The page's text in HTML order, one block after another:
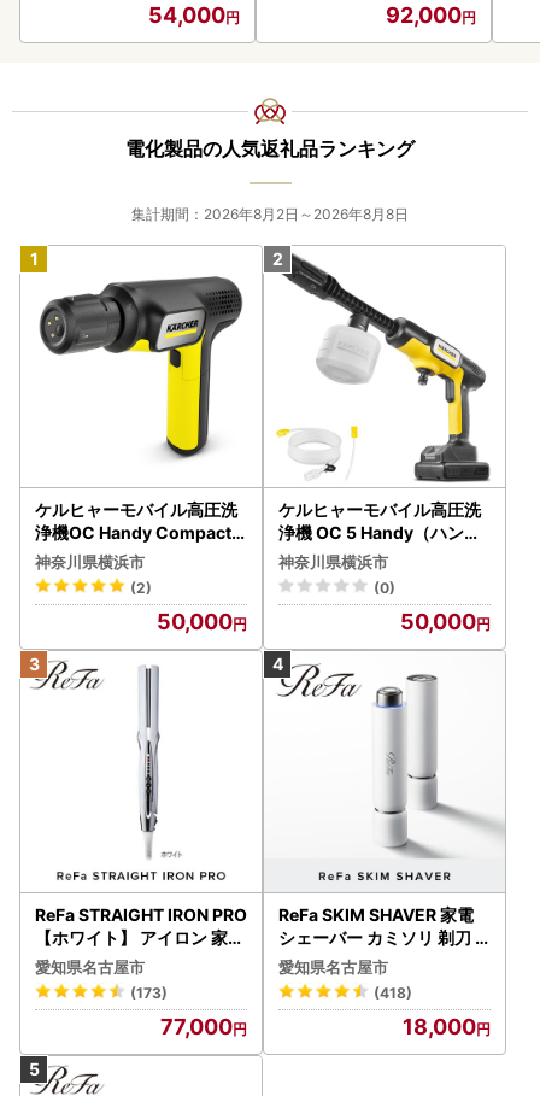
54,000 92,000
電化製品の人気返礼品ランキング
集計期間：2026年8月2日～2026年8月8日
ケルヒャーモバイル高圧洗
浄機OC Handy Compact
（ハンディエア） APV000
7
神奈川県横浜市
(2)
50,000
ケルヒャーモバイル高圧洗
浄機 OC 5 Handy（ハンデ
ィジェット） APV0006
神奈川県横浜市
(0)
50,000
ReFa STRAIGHT IRON PRO
【ホワイト】 アイロン 家電
美容 リファ アイロン
愛知県名古屋市
(173)
77,000
ReFa SKIM SHAVER 家電
シェーバー カミソリ 剃刀
シェーバー
愛知県名古屋市
(418)
18,000